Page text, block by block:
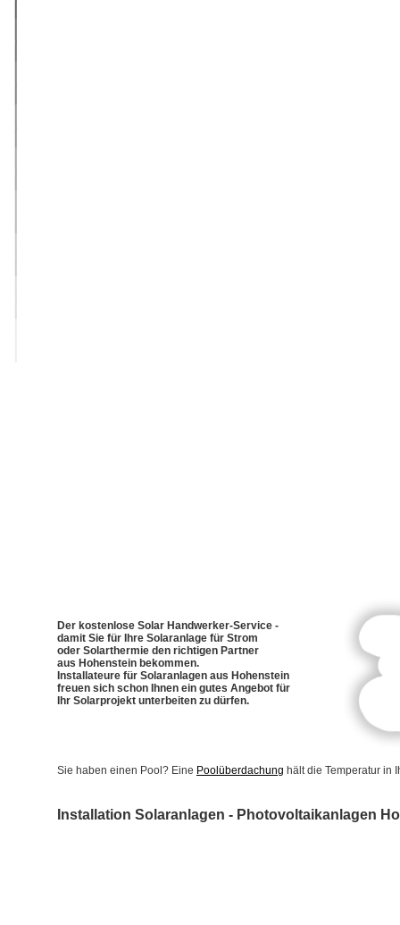
Der kostenlose Solar Handwerker-Service -
damit Sie für Ihre Solaranlage für Strom
oder Solarthermie den richtigen Partner
aus Hohenstein bekommen.
Installateure für Solaranlagen aus Hohenstein
freuen sich schon Ihnen ein gutes Angebot für
Ihr Solarprojekt unterbeiten zu dürfen.
Sie haben einen Pool? Eine Poolüberdachung hält die Temperatur in
Installation Solaranlagen - Photovoltaikanlagen